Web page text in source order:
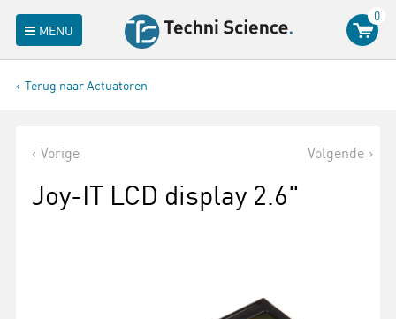
MENU
0
Terug naar Actuatoren
Vorige Volgende
Joy-IT LCD display 2.6"